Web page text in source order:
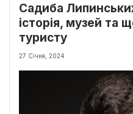
Садиба
історія, музей та
туристу
27 Січня, 2024